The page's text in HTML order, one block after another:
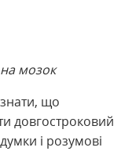
мозок
що
довгостроковий
і розумові